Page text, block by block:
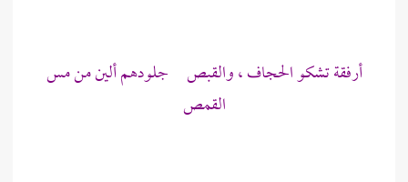
أرفقة تشكو الحجاف ، والقبص جلودهم ألين من مس
القمص